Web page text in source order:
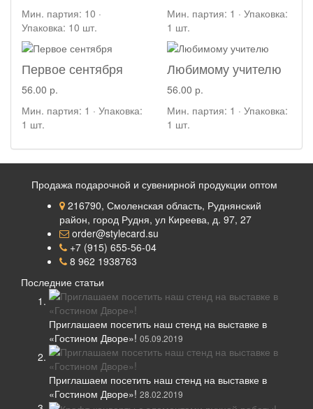
Мин. партия: 10 ·
Упаковка: 10 шт.
Мин. партия: 1 · Упаковка:
1 шт.
Первое сентября
56.00 р.
Мин. партия: 1 · Упаковка:
1 шт.
Любимому учителю
56.00 р.
Мин. партия: 1 · Упаковка:
1 шт.
Продажа подарочной и сувенирной продукции оптом
216790, Смоленская область, Руднянский
район, город Рудня, ул Киреева, д. 97, 27
order@stylecard.su
+7 (915) 655-56-04
8 962 1938763
Последние статьи
Приглашаем посетить наш стенд на выставке в
«Гостином Дворе»! 05.09.2019
Приглашаем посетить наш стенд на выставке в
«Гостином Дворе»! 28.02.2019